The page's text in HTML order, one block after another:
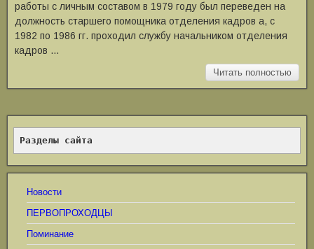
работы с личным составом в 1979 году был переведен на
должность старшего помощника отделения кадров а, с
1982 по 1986 гг. проходил службу начальником отделения
кадров …
Читать полностью
Разделы сайта
Новости
ПЕРВОПРОХОДЦЫ
Поминание